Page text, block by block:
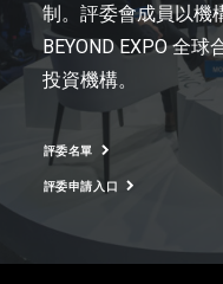
制。評委會成員以機
BEYOND EXPO 全
投資機構。
評委名單
評委申請入口